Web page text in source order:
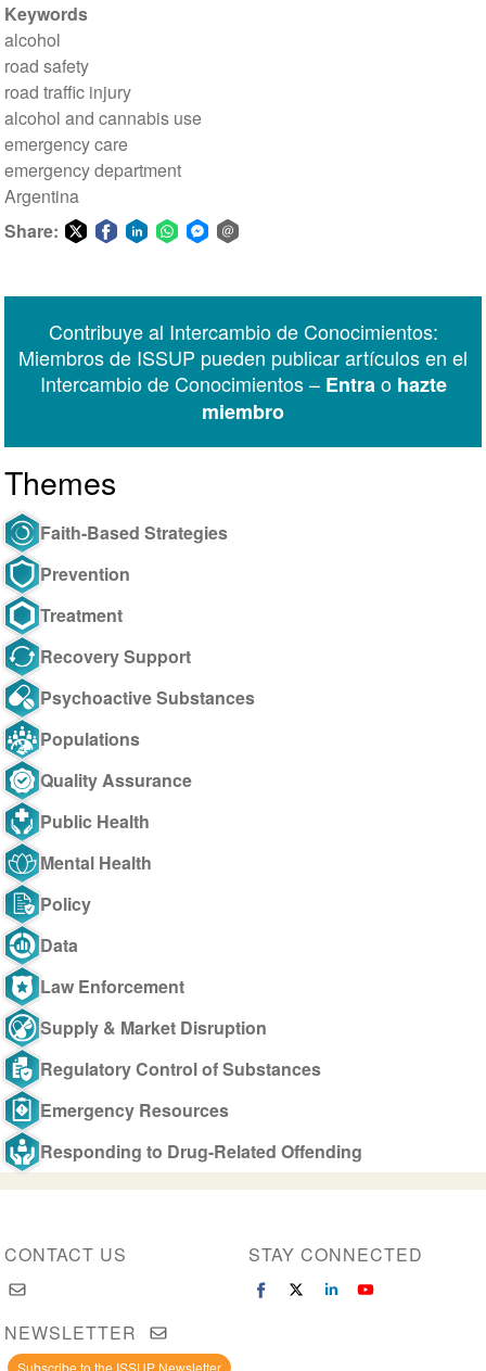
Keywords
alcohol
road safety
road traffic injury
alcohol and cannabis use
emergency care
emergency department
Argentina
Share:
Messenger
Contribuye al Intercambio de Conocimientos:
Miembros de ISSUP pueden publicar artículos en el
Intercambio de Conocimientos – Entrao hazte
miembro
Themes
Faith-Based Strategies
Prevention
Treatment
Recovery Support
Psychoactive Substances
Populations
Quality Assurance
Public Health
Mental Health
Policy
Data
Law Enforcement
Supply & Market Disruption
Regulatory Control of Substances
Emergency Resources
Responding to Drug-Related Offending
CONTACT US STAY CONNECTED
NEWSLETTER